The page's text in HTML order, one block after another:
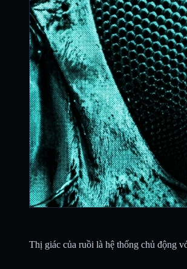
Thị giác của ruồi là hệ thống chủ động